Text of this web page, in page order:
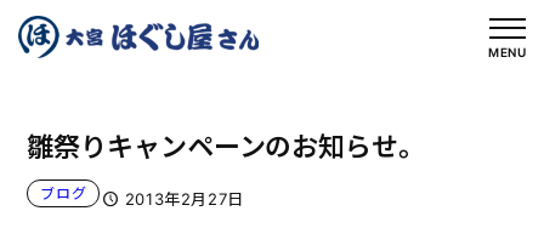
MENU
雛祭りキャンペーンのお知らせ。
ブログ 2013年2月27日